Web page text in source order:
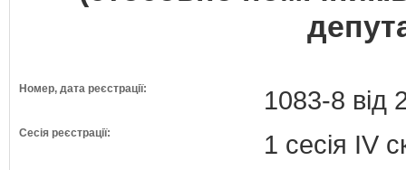
Номер, дата реєстрації: 1083-8 від
Сесія реєстрації: 1 сесія IV